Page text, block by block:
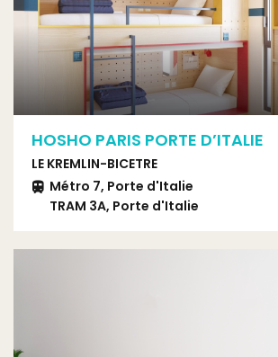
HOSHO PARIS PORTE D’ITALIE
LE KREMLIN-BICETRE
Métro 7, Porte d'Italie
TRAM 3A, Porte d'Italie